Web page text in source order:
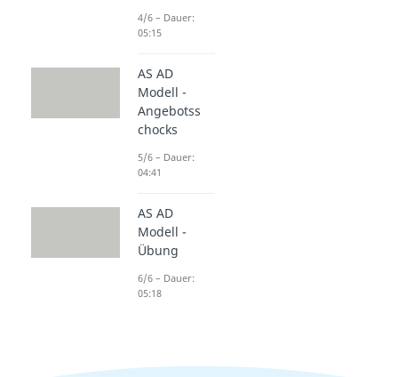
4/6 – Dauer:
05:15
AS AD
Modell -
Angebotss
chocks
5/6 – Dauer:
04:41
AS AD
Modell -
Übung
6/6 – Dauer:
05:18